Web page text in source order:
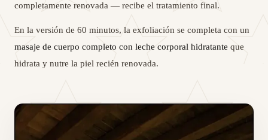
completamente renovada — recibe el tratamiento final.
En la versión de 60 minutos, la exfoliación se completa con un
masaje de cuerpo completo con leche corporal hidratante que
hidrata y nutre la piel recién renovada.